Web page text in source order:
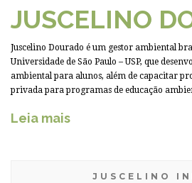
JUSCELINO
Juscelino Dourado é um gestor ambiental
Universidade de São Paulo – USP, que
ambiental para alunos, além de capacitar
privada para programas de educação
Leia mais
JUSCELINO